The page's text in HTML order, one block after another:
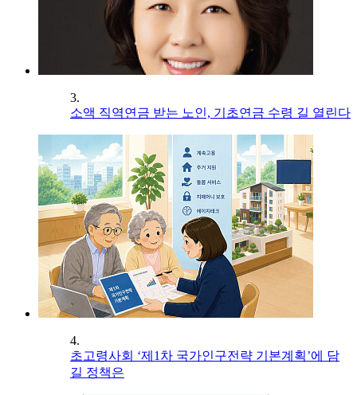
3.
소액 직역연금 받는 노인, 기초연금 수령 길 열린다
4.
초고령사회 ‘제1차 국가인구전략 기본계획’에 담
길 정책은